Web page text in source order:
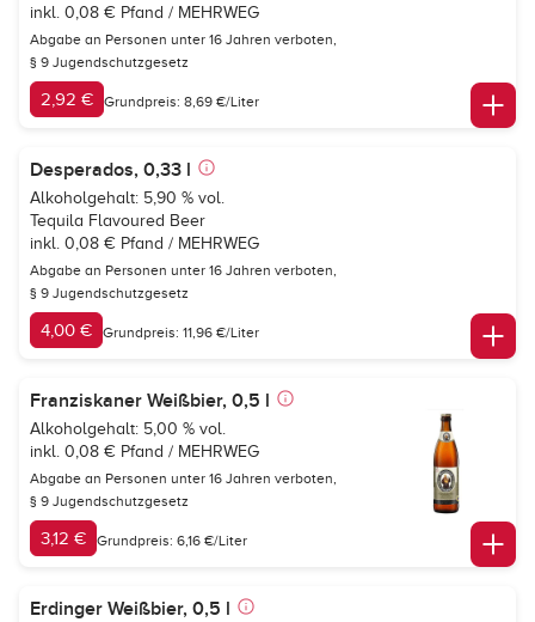
inkl. 0,08 € Pfand / MEHRWEG
Abgabe an Personen unter 16 Jahren verboten,
§ 9 Jugendschutzgesetz
2,92 € Grundpreis: 8,69 €/Liter
Desperados, 0,33 l
Alkoholgehalt: 5,90 % vol.
Tequila Flavoured Beer
inkl. 0,08 € Pfand / MEHRWEG
Abgabe an Personen unter 16 Jahren verboten,
§ 9 Jugendschutzgesetz
4,00 € Grundpreis: 11,96 €/Liter
Franziskaner Weißbier, 0,5 l
Alkoholgehalt: 5,00 % vol.
inkl. 0,08 € Pfand / MEHRWEG
Abgabe an Personen unter 16 Jahren verboten,
§ 9 Jugendschutzgesetz
3,12 € Grundpreis: 6,16 €/Liter
Erdinger Weißbier, 0,5 l